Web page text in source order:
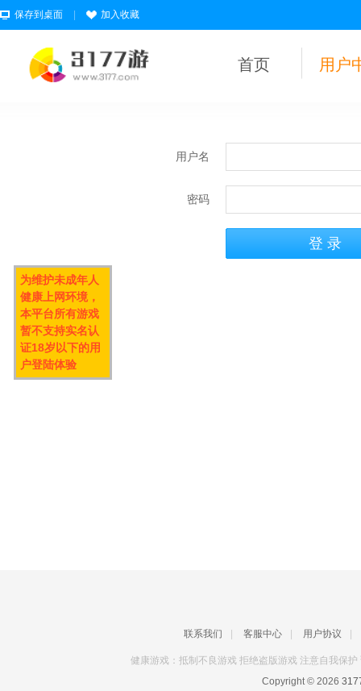
保存到桌面 加入收藏
首页 用户
用户名
密码
联系我们 客服中心 用户协议
健康游戏：抵制不良游戏 拒绝盗版游戏 注意自我保
Copyright © 2026
为维护未成年人
健康上网环境，
本平台所有游戏
暂不支持实名认
证18岁以下的用
户登陆体验